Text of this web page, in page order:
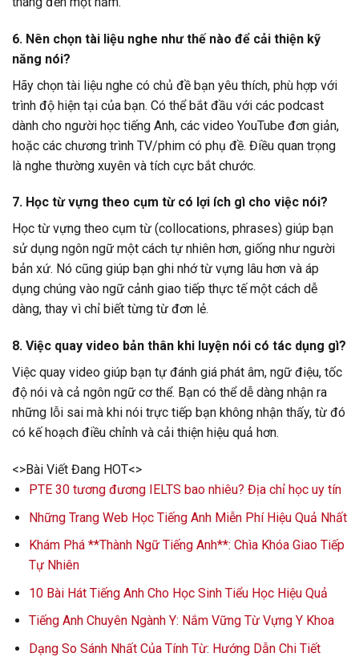
6. Nên chọn tài liệu nghe như thế nào để cải thiện kỹ
năng nói?
Hãy chọn tài liệu nghe có chủ đề bạn yêu thích, phù hợp với
trình độ hiện tại của bạn. Có thể bắt đầu với các podcast
dành cho người học tiếng Anh, các video YouTube đơn giản,
hoặc các chương trình TV/phim có phụ đề. Điều quan trọng
là nghe thường xuyên và tích cực bắt chước.
7. Học từ vựng theo cụm từ có lợi ích gì cho việc nói?
Học từ vựng theo cụm từ (collocations, phrases) giúp bạn
sử dụng ngôn ngữ một cách tự nhiên hơn, giống như người
bản xứ. Nó cũng giúp bạn ghi nhớ từ vựng lâu hơn và áp
dụng chúng vào ngữ cảnh giao tiếp thực tế một cách dễ
dàng, thay vì chỉ biết từng từ đơn lẻ.
8. Việc quay video bản thân khi luyện nói có tác dụng gì?
Việc quay video giúp bạn tự đánh giá phát âm, ngữ điệu, tốc
độ nói và cả ngôn ngữ cơ thể. Bạn có thể dễ dàng nhận ra
những lỗi sai mà khi nói trực tiếp bạn không nhận thấy, từ đó
có kế hoạch điều chỉnh và cải thiện hiệu quả hơn.
<>Bài Viết Đang HOT<>
PTE 30 tương đương IELTS bao nhiêu? Địa chỉ học uy tín
Những Trang Web Học Tiếng Anh Miễn Phí Hiệu Quả Nhất
Khám Phá **Thành Ngữ Tiếng Anh**: Chìa Khóa Giao Tiếp
Tự Nhiên
10 Bài Hát Tiếng Anh Cho Học Sinh Tiểu Học Hiệu Quả
Tiếng Anh Chuyên Ngành Y: Nắm Vững Từ Vựng Y Khoa
Dạng So Sánh Nhất Của Tính Từ: Hướng Dẫn Chi Tiết